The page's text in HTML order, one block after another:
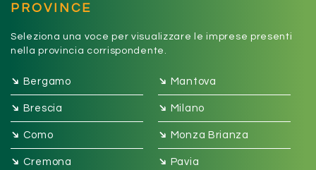
PROVINCE
Seleziona una voce per visualizzare le imprese presenti
nella provincia corrispondente.
➔ Bergamo ➔ Mantova
➔ Brescia ➔ Milano
➔ Como ➔ Monza Brianza
➔ Cremona ➔ Pavia